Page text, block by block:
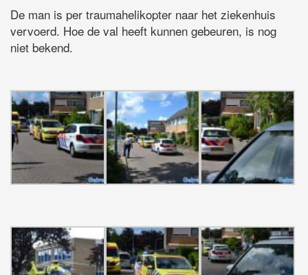
De man is per traumahelikopter naar het ziekenhuis
vervoerd. Hoe de val heeft kunnen gebeuren, is nog
niet bekend.